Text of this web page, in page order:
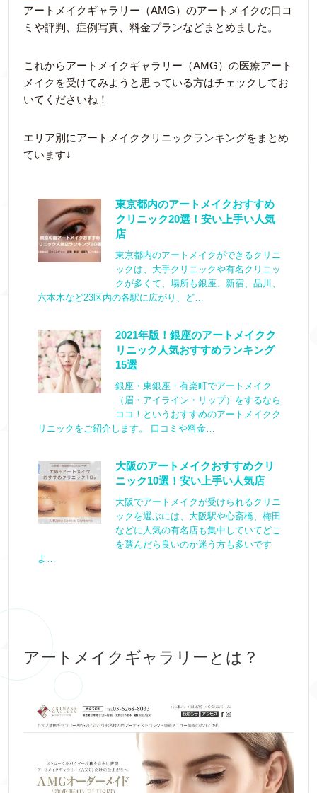
アートメイクギャラリー（AMG）のアートメイクの口コ
ミや評判、症例写真、料金プランなどまとめました。
これからアートメイクギャラリー（AMG）の医療アート
メイクを受けてみようと思っている方はチェックしてお
いてくださいね！
エリア別にアートメイククリニックランキングをまとめ
ています↓
東京都内のアートメイクおすすめ
クリニック20選！安い上手い人気
店
東京都内のアートメイクができるクリニ
ックは、大手クリニックや有名クリニッ
クが多くて、場所も銀座、新宿、品川、
六本木など23区内の各駅に広がり、ど…
2021年版！銀座のアートメイクク
リニック人気おすすめランキング
15選
銀座・東銀座・有楽町でアートメイク
（眉・アイライン・リップ）をするなら
ココ！というおすすめのアートメイクク
リニックをご紹介します。 口コミや料金…
大阪のアートメイクおすすめクリ
ニック10選！安い上手い人気店
大阪でアートメイクが受けられるクリニ
ックを選ぶには、大阪駅や心斎橋、梅田
などに人気の有名店も集中していてどこ
を選んだら良いのか迷う方も多いです
よ…
アートメイクギャラリーとは？